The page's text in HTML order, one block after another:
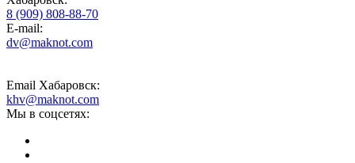
8 (909) 808-88-70
E-mail:
dv@maknot.com
Email Хабаровск:
khv@maknot.com
Мы в соцсетях: